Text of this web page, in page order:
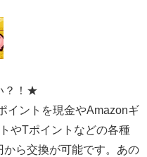
？！★
イントを現金やAmazonギ
やTポイントなどの各種
ら交換が可能です。あの